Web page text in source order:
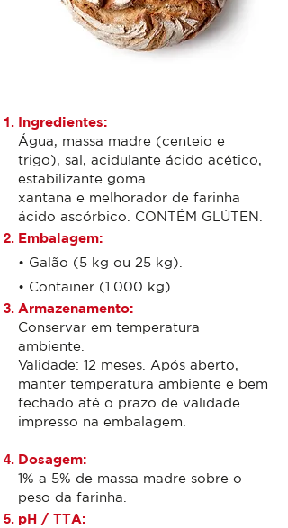
Ingredientes:
Água, massa madre (centeio e
trigo), sal, acidulante ácido acético,
estabilizante goma
xantana e melhorador de farinha
ácido ascórbico. CONTÉM GLÚTEN.
Embalagem:
• Galão (5 kg ou 25 kg).
• Container (1.000 kg).
Armazenamento:
Conservar em temperatura
ambiente.
Validade: 12 meses. Após aberto,
manter temperatura ambiente e bem
fechado até o prazo de validade
impresso na embalagem.
Dosagem:
1% a 5% de massa madre sobre o
peso da farinha.
pH / TTA: